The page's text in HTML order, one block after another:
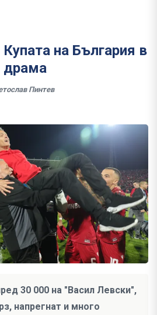
на България в
драма
Пинтев
30 000 на "Васил Левски",
напрегнат и много